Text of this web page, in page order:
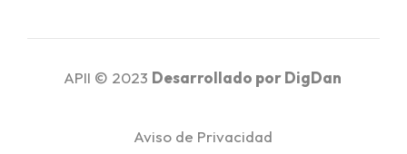
APII © 2023 Desarrollado porDigDan
Aviso de Privacidad